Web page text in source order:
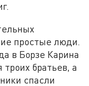
простые люди.
в Борзе Карина
братьев, а
спасли